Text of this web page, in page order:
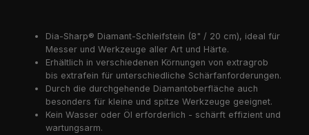
Dia-Sharp® Diamant-Schleifstein (8" / 20 cm), ideal für
Messer und Werkzeuge aller Art und Härte.
Erhältlich in verschiedenen Körnungen von extragrob
bis extrafein für unterschiedliche Schärfanforderungen.
Durch die durchgehende Diamantoberfläche auch
besonders für kleine und spitze Werkzeuge geeignet.
Kein Wasser oder Öl erforderlich - schärft effizient und
wartungsarm.